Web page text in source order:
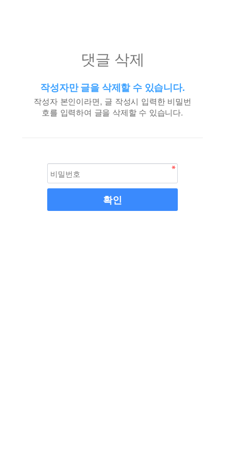
댓글 삭제
작성자만 글을 삭제할 수 있습니다.
작성자 본인이라면, 글 작성시 입력한 비밀번
호를 입력하여 글을 삭제할 수 있습니다.